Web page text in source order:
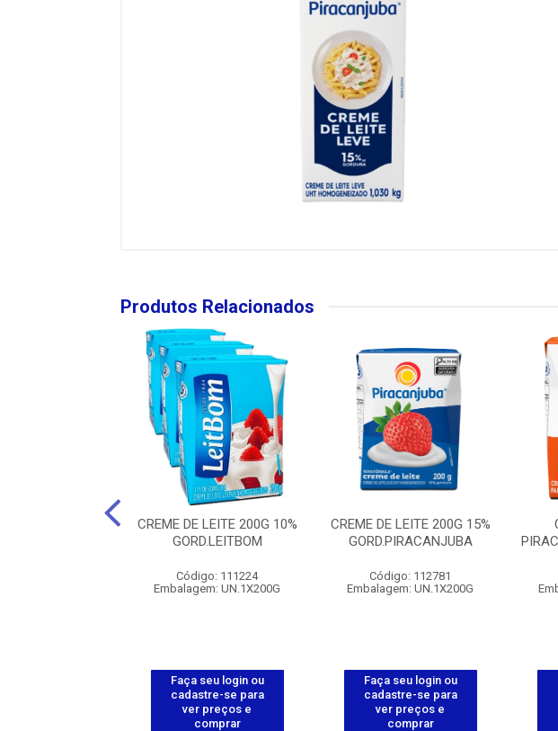
Produtos Relacionados
CREME DE LEITE 200G 10%
GORD.LEITBOM
Código: 111224
Embalagem: UN.1X200G
Faça seu login ou
cadastre-se para
ver preços e
comprar
CREME DE LEITE 200G 15%
GORD.PIRACANJUBA
Código: 112781
Embalagem: UN.1X200G
Faça seu login ou
cadastre-se para
ver preços e
comprar